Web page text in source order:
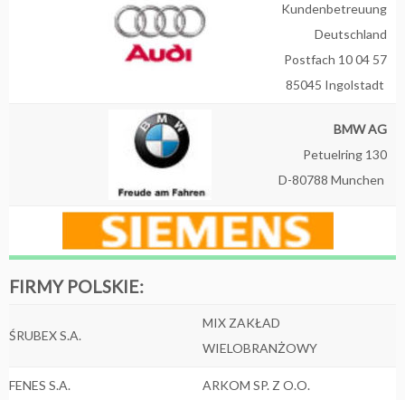
Kundenbetreuung
Deutschland
Postfach 10 04 57
85045 Ingolstadt
BMW AG
Petuelring 130
D-80788 Munchen
FIRMY POLSKIE:
ŚRUBEX S.A.
MIX ZAKŁAD
WIELOBRANŻOWY
FENES S.A. ARKOM SP. Z O.O.